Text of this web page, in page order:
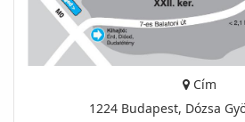
Cím
1224 Budapest, Dózsa